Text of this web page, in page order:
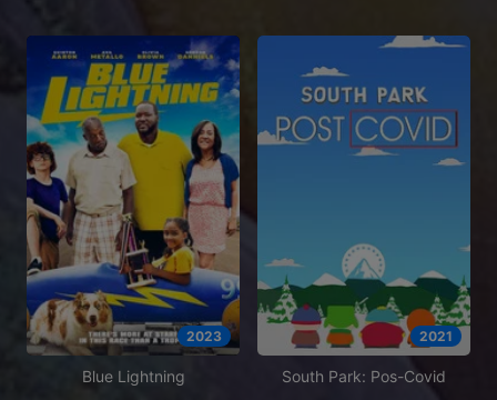
2023
Blue Lightning
2021
South Park: Pos-Covid